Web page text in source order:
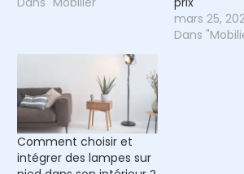
mars 25,
Dans
Comment choisir et
intégrer des lampes sur